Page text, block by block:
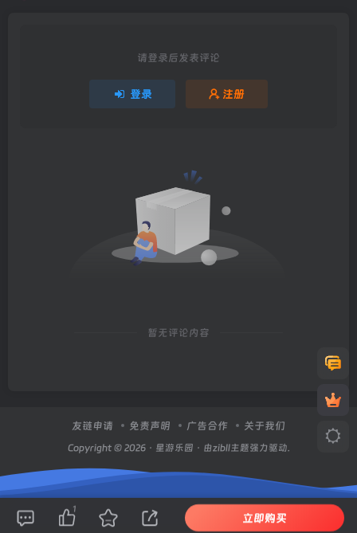
请登录后发表评论
登录 注册
暂无评论内容
友链申请 免责声明 广告合作 关于我们
Copyright © 2026 · 星游乐园 · 由zibll主题强力驱动.
1
立即购买